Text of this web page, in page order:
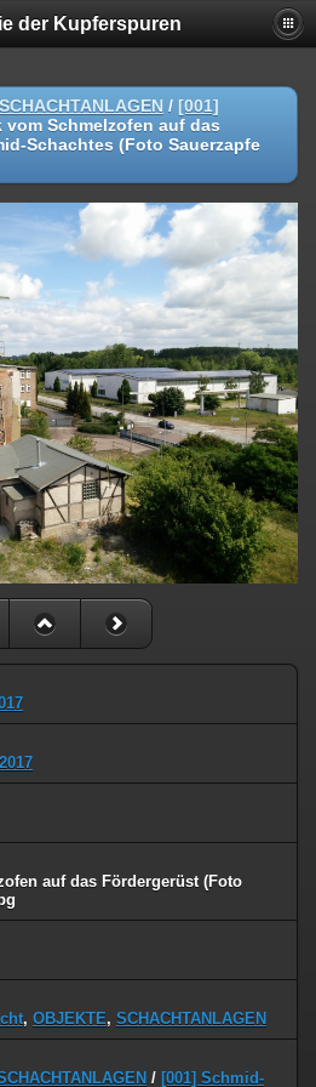
der Kupferspuren
SCHACHTANLAGEN / [001]
vom Schmelzofen auf das
Schachtes (Foto Sauerzapfe
auf das Fördergerüst (Foto
, OBJEKTE, SCHACHTANLAGEN
/ [001] Schmid-